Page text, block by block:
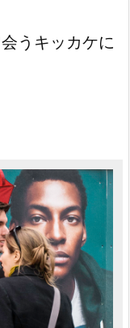
うキッカケに